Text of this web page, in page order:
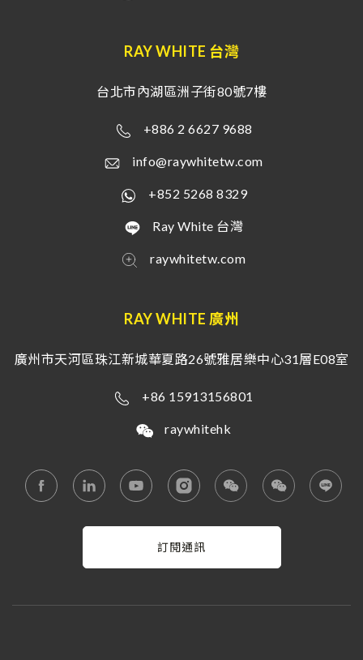
RAY WHITE 台灣
台北市內湖區洲子街80號7樓
+886 2 6627 9688
info@raywhitetw.com
+852 5268 8329
Ray White 台灣
raywhitetw.com
RAY WHITE 廣州
廣州市天河區珠江新城華夏路26號雅居樂中心31層E08室
+86 15913156801
raywhitehk
訂閱通訊